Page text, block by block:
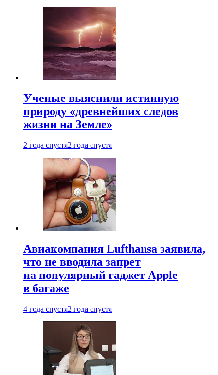
Ученые выяснили истинную
природу «древнейших следов
жизни на Земле»
2 года спустя2 года спустя
Авиакомпания Lufthansa заявила,
что не вводила запрет
на популярный гаджет Apple
в багаже
4 года спустя2 года спустя